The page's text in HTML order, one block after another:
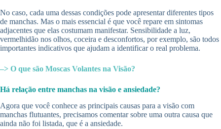
No caso, cada uma dessas condições pode apresentar diferentes tipos
de manchas. Mas o mais essencial é que você repare em sintomas
adjacentes que elas costumam manifestar. Sensibilidade a luz,
vermelhidão nos olhos, coceira e desconfortos, por exemplo, são todos
importantes indicativos que ajudam a identificar o real problema.
–> O que são Moscas Volantes na Visão?
Há relação entre manchas na visão e ansiedade?
Agora que você conhece as principais causas para a visão com
manchas flutuantes, precisamos comentar sobre uma outra causa que
ainda não foi listada, que é a ansiedade.